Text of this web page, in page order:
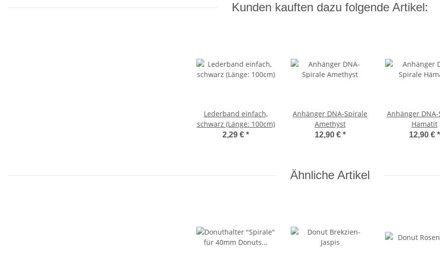
Kunden kauften dazu folgende Artikel:
Lederband einfach,
schwarz (Länge: 100cm)
2,29 € *
Anhänger DNA-Spirale
Amethyst
12,90 € *
Anhänger
Hämatit
12,90 € *
Ähnliche Artikel